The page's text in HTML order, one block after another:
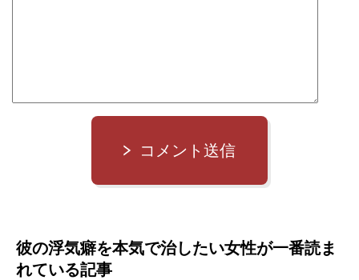
コメント送信
彼の浮気癖を本気で治したい女性が一番読ま
れている記事